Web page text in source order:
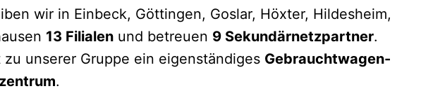
wir in Einbeck, Göttingen, Goslar, Höxter, Hildesheim,
13 Filialen und betreuen 9 Sekundärnetzpartner.
unserer Gruppe ein eigenständiges Gebrauchtwagen-
.